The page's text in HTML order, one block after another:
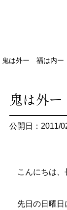
鬼は外ー 福は内ー
鬼は外
公開日：2011/
こんにちは、
先日の日曜日